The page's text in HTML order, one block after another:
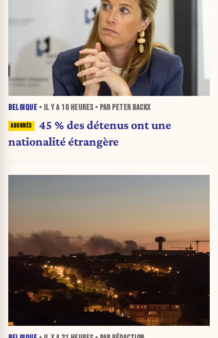
BELGIQUE • IL Y A 10 HEURES• PAR PETER BACKX
45 % des détenus ont une
nationalité étrangère